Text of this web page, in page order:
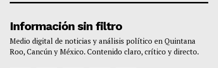
Información sin filtro
Medio digital de noticias y análisis político en Quintana
Roo, Cancún y México. Contenido claro, crítico y directo.